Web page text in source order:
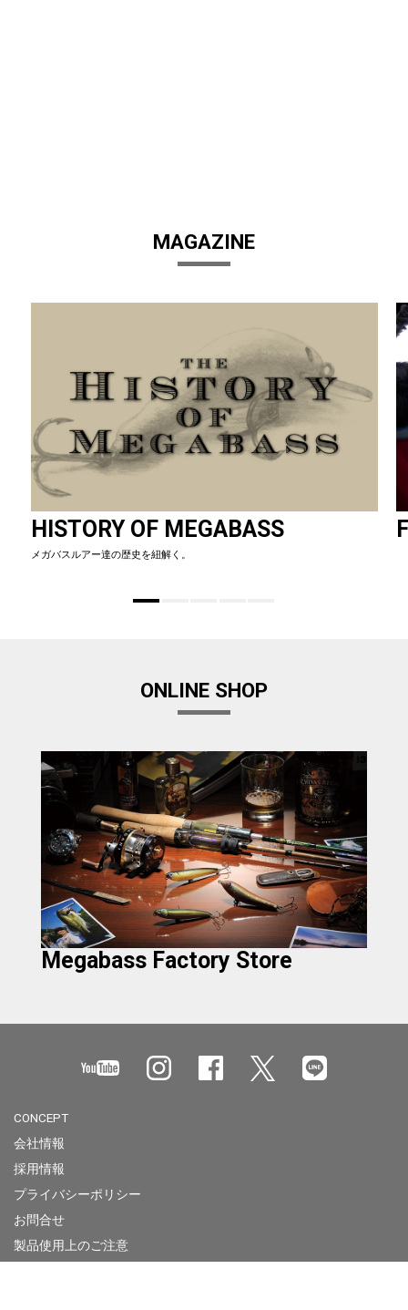
MAGAZINE
HISTORY OF MEGABASS
メガバスルアー達の歴史を紐解く。
ONLINE SHOP
Megabass Factory Store
CONCEPT
会社情報
採用情報
プライバシーポリシー
お問合せ
製品使用上のご注意